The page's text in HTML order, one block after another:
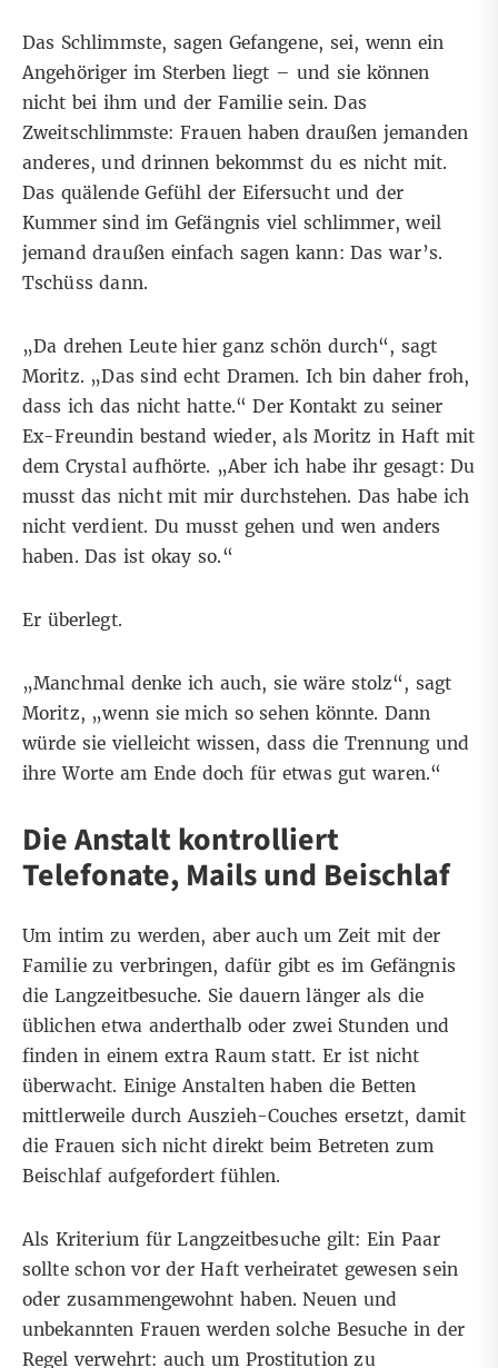
Das Schlimmste, sagen Gefangene, sei, wenn ein
Angehöriger im Sterben liegt – und sie können
nicht bei ihm und der Familie sein. Das
Zweitschlimmste: Frauen haben draußen jemanden
anderes, und drinnen bekommst du es nicht mit.
Das quälende Gefühl der Eifersucht und der
Kummer sind im Gefängnis viel schlimmer, weil
jemand draußen einfach sagen kann: Das war’s.
Tschüss dann.
„Da drehen Leute hier ganz schön durch“, sagt
Moritz. „Das sind echt Dramen. Ich bin daher froh,
dass ich das nicht hatte.“ Der Kontakt zu seiner
Ex-Freundin bestand wieder, als Moritz in Haft mit
dem Crystal aufhörte. „Aber ich habe ihr gesagt: Du
musst das nicht mit mir durchstehen. Das habe ich
nicht verdient. Du musst gehen und wen anders
haben. Das ist okay so.“
Er überlegt.
„Manchmal denke ich auch, sie wäre stolz“, sagt
Moritz, „wenn sie mich so sehen könnte. Dann
würde sie vielleicht wissen, dass die Trennung und
ihre Worte am Ende doch für etwas gut waren.“
Die Anstalt kontrolliert
Telefonate, Mails und Beischlaf
Um intim zu werden, aber auch um Zeit mit der
Familie zu verbringen, dafür gibt es im Gefängnis
die Langzeitbesuche. Sie dauern länger als die
üblichen etwa anderthalb oder zwei Stunden und
finden in einem extra Raum statt. Er ist nicht
überwacht. Einige Anstalten haben die Betten
mittlerweile durch Auszieh-Couches ersetzt, damit
die Frauen sich nicht direkt beim Betreten zum
Beischlaf aufgefordert fühlen.
Als Kriterium für Langzeitbesuche gilt: Ein Paar
sollte schon vor der Haft verheiratet gewesen sein
oder zusammengewohnt haben. Neuen und
unbekannten Frauen werden solche Besuche in der
Regel verwehrt: auch um Prostitution zu